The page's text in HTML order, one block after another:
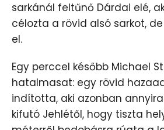
sarkánál feltűnő Dárdai elé,
célozta a rövid alsó sarkot,
el.
Egy perccel később Michael
hatalmasat: egy rövid
indította, aki azonban
kifutó Jehlétől, hogy tiszta